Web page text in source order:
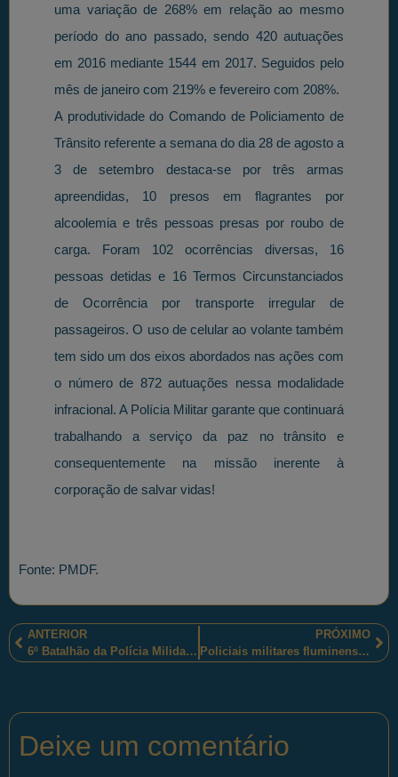
uma variação de 268% em relação ao mesmo
período do ano passado, sendo 420 autuações
em 2016 mediante 1544 em 2017. Seguidos pelo
mês de janeiro com 219% e fevereiro com 208%.
A produtividade do Comando de Policiamento de
Trânsito referente a semana do dia 28 de agosto a
3 de setembro destaca-se por três armas
apreendidas, 10 presos em flagrantes por
alcoolemia e três pessoas presas por roubo de
carga. Foram 102 ocorrências diversas, 16
pessoas detidas e 16 Termos Circunstanciados
de Ocorrência por transporte irregular de
passageiros. O uso de celular ao volante também
tem sido um dos eixos abordados nas ações com
o número de 872 autuações nessa modalidade
infracional. A Polícia Militar garante que continuará
trabalhando a serviço da paz no trânsito e
consequentemente na missão inerente à
corporação de salvar vidas!
Fonte: PMDF.
ANTERIOR
6º Batalhão da Polícia Milidar do Distrito Federal destaca-se com a boa performance dos seus policiais militares
PRÓXIMO
Policiais militares fluminenses prendem mais um dos líderes “tráfico de drogas do Complexo do Chapadão”
Deixe um comentário